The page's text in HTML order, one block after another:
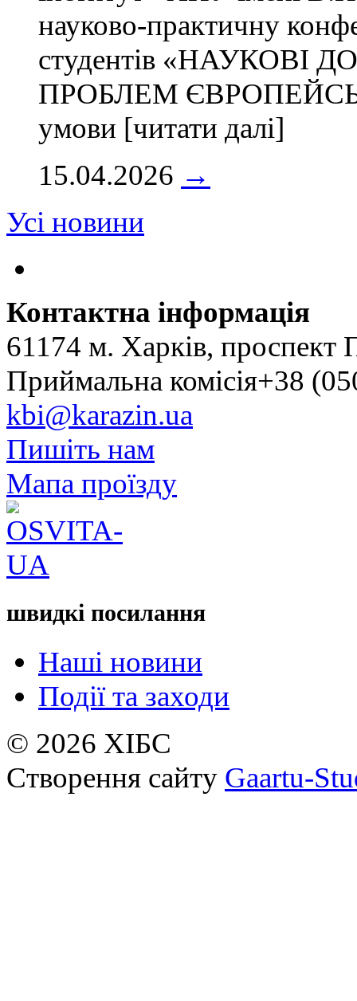
науково-практичну
студентів «НАУКОВІ
ПРОБЛЕМ
умови [читати далі]
15.04.2026 →
Усі новини
Контактна інформація
61174 м. Харків, проспект
Приймальна комісія+38
kbi@karazin.ua
Пишіть нам
Мапа проїзду
швидкі посилання
Наші новини
Події та заходи
© 2026 ХІБС
Створення сайту Gaartu-